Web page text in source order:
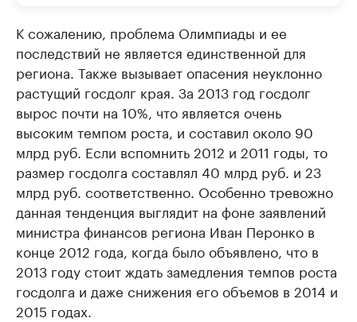
К сожалению, проблема Олимпиады и ее
последствий не является единственной для
региона. Также вызывает опасения неуклонно
растущий госдолг края. За 2013 год госдолг
вырос почти на 10%, что является очень
высоким темпом роста, и составил около 90
млрд руб. Если вспомнить 2012 и 2011 годы, то
размер госдолга составлял 40 млрд руб. и 23
млрд руб. соответственно. Особенно тревожно
данная тенденция выглядит на фоне заявлений
министра финансов региона Иван Перонко в
конце 2012 года, когда было объявлено, что в
2013 году стоит ждать замедления темпов роста
госдолга и даже снижения его объемов в 2014 и
2015 годах.